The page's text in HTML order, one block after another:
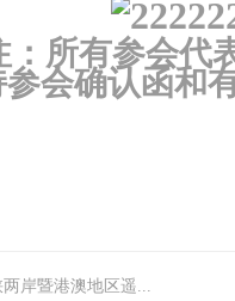
：所有参会
参会确认函和
岸暨港澳地区遥...